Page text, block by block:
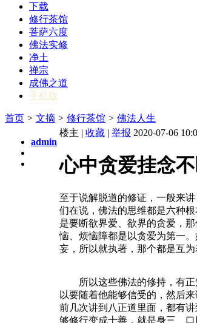
下载
修行茶馆
菩萨六度
佛法实修
净土
禅宗
成佛之道
手机版
首页 > 文摘 > 修行茶馆 > 佛法人生
admin
楼主 | 收藏 | 举报 2020-07-06
心中贪爱挂念
至于说解脱道的修证，一般来
们在说，佛法的思维都是六种
是要断欲界爱、欲界的贪爱，
恼、烦恼障都是以贪爱为第一
妄，所以就执著，那个都是互为
所以这些佛法的修持，有正
以要随着他能够信受的，然后
前几次讲到八正道里面，都有
够修行变成十善，就是身三、